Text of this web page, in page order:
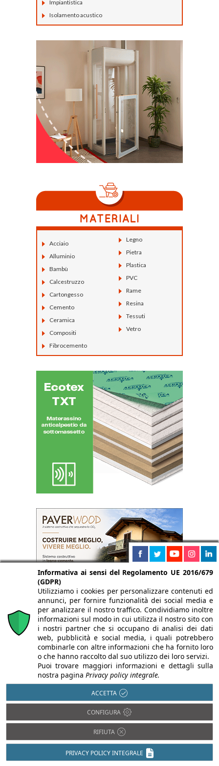
Impiantistica
Isolamento acustico
Acciaio
Alluminio
Bambù
Calcestruzzo
Cartongesso
Cemento
Ceramica
Compositi
Fibrocemento
Legno
Pietra
Plastica
PVC
Rame
Resina
Tessuti
Vetro
Informativa ai sensi del Regolamento UE 2016/679
(GDPR)
Utilizziamo i cookies per personalizzare contenuti ed
annunci, per fornire funzionalità dei social media e
per analizzare il nostro traffico. Condividiamo inoltre
informazioni sul modo in cui utilizza il nostro sito con
i nostri partner che si occupano di analisi dei dati
web, pubblicità e social media, i quali potrebbero
combinarle con altre informazioni che ha fornito loro
o che hanno raccolto dal suo utilizzo dei loro servizi.
Puoi trovare maggiori informazioni e dettagli sulla
nostra pagina Privacy policy integrale.
ACCETTA
CONFIGURA
RIFIUTA
PRIVACY POLICY INTEGRALE